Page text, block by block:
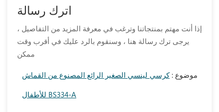
اترك رسالة
إذا أنت مهتم بمنتجاتنا وترغب في معرفة المزيد من التفاصيل ،
يرجى ترك رسالة هنا ، وسنقوم بالرد عليك في أقرب وقت
ممكن
موضوع :كرسي لينسي الصغير الرائع المصنوع من القماش
للأطفال BS334-A